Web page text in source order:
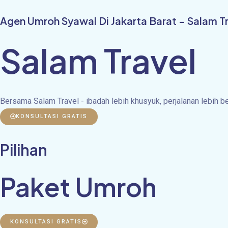
to
Agen Umroh Syawal Di Jakarta Barat – Salam
Salam Travel
Bersama Salam Travel - ibadah lebih khusyuk, perjalanan lebih
KONSULTASI GRATIS
Pilihan
Paket Umroh
KONSULTASI GRATIS